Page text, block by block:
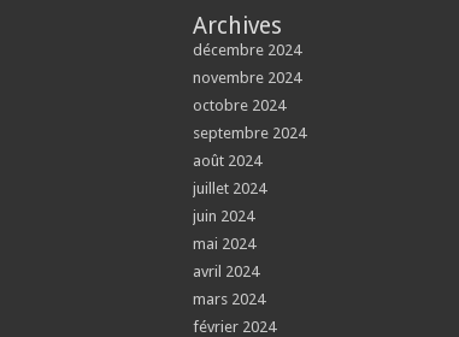
Archives
décembre 2024
novembre 2024
octobre 2024
septembre 2024
août 2024
juillet 2024
juin 2024
mai 2024
avril 2024
mars 2024
février 2024